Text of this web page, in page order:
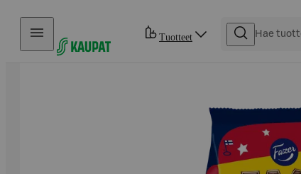
Hyppää sisältöön
Tuotteet